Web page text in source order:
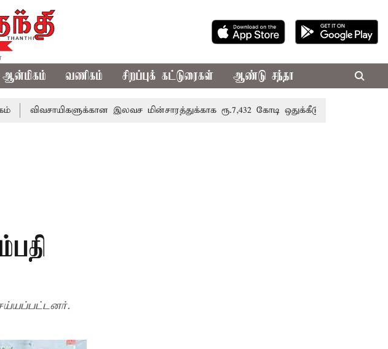
ஆன்மிகம் வணிகம் சிறப்புக் கட்டுரைகள் ஆண்டு சந்தா
இலவச மின்சாரத்துக்காக ரூ.7,432 கோடி ஒதுக்கீடு; வேளாண் பட்ஜெட்டில்